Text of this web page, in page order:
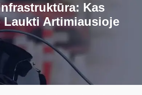
Kas
Laukti Artimiausioje